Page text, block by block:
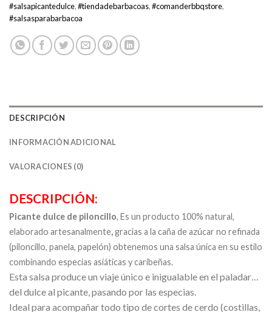
#salsapicantedulce,#tiendadebarbacoas,#comanderbbqstore,
#salsasparabarbacoa
DESCRIPCIÓN
INFORMACIÓN ADICIONAL
VALORACIONES (0)
DESCRIPCIÓN:
Picante dulce de piloncillo, Es un producto 100% natural,
elaborado artesanalmente,gracias a la caña de azúcar no refinada
(piloncillo, panela, papelón) obtenemos una salsa única en su estilo
combinando especias asiáticas y caribeñas.
Esta salsa produce un viaje único e inigualable en el paladar…
del dulce al picante, pasando por las especias.
Ideal para acompañar todo tipo de cortes de cerdo (costillas,